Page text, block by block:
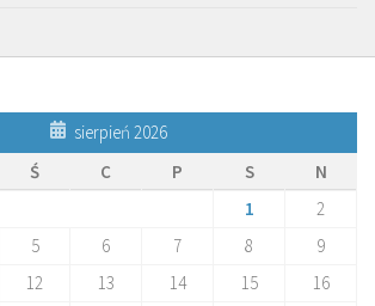
sierpień 2026
Ś C P S
N
1
2
5 6 7 8
9
12 13 14 15
16